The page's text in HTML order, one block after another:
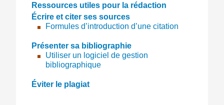
Ressources utiles pour la rédaction
Écrire et citer ses sources
Formules d’introduction d’une citation
Présenter sa bibliographie
Utiliser un logiciel de gestion
bibliographique
Éviter le plagiat